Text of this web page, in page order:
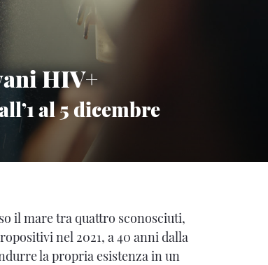
HIV+
al 5 dicembre
il mare tra quattro sconosciuti,
nel 2021, a 40 anni dalla
la propria esistenza in un